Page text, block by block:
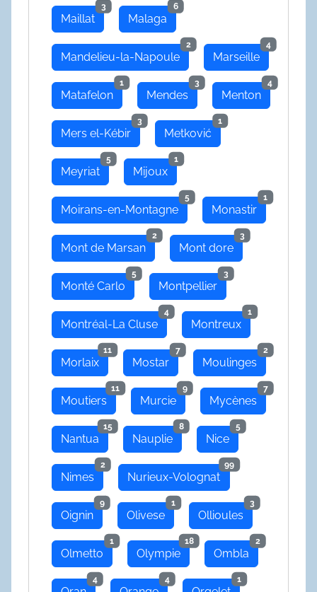
Maillat
3
Malaga
6
Mandelieu-la-Napoule
2
Marseille
4
Matafelon
1
Mendes
3
Menton
4
Mers el-Kébir
3
Metković
1
Meyriat
5
Mijoux
1
Moirans-en-Montagne
5
Monastir
1
Mont de Marsan
2
Mont dore
3
Monté Carlo
5
Montpellier
3
Montréal-La Cluse
4
Montreux
1
Morlaix
11
Mostar
7
Moulinges
2
Moutiers
11
Murcie
9
Mycènes
7
Nantua
15
Nauplie
8
Nice
5
Nimes
2
Nurieux-Volognat
99
Oignin
9
Olivese
1
Ollioules
3
Olmetto
1
Olympie
18
Ombla
2
4 4 1